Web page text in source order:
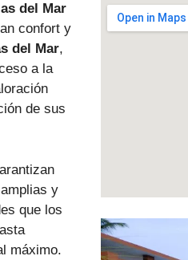
del Mar
confort y
del Mar,
a la
de sus
y
que los
máximo.